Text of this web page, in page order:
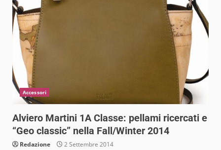
Accessori
Alviero Martini 1A Classe: pellami ricercati e
“Geo classic” nella Fall/Winter 2014
Redazione 2 Settembre 2014